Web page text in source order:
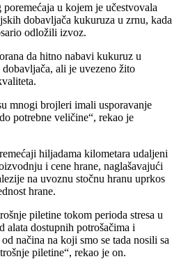
u kojem je učestvovala
dobavljača kukuruza u zrnu, kada
odložili izvoz.
da hitno nabavi kukuruz u
ali je uvezeno žito
mnogi brojleri imali usporavanje
potrebne veličine“, rekao je
hiljadama kilometara udaljeni
i cene hrane, naglašavajući
na uvoznu stočnu hranu uprkos
hrane.
piletine tokom perioda stresa u
alata dostupnih potrošačima i
načina na koji smo se tada nosili sa
piletine“, rekao je on.